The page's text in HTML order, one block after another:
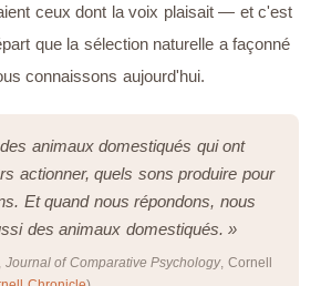
ceux dont la voix plaisait — et c'est
que la sélection naturelle a façonné
connaissons aujourd'hui.
animaux domestiqués qui ont
actionner, quels sons produire pour
Et quand nous répondons, nous
des animaux domestiqués. »
Journal of Comparative Psychology, Cornell